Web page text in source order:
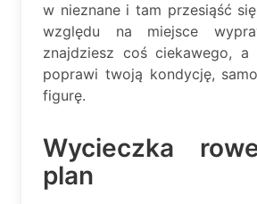
w nieznane i tam przesiąść
względu na miejsce
znajdziesz coś ciekawego, a
poprawi twoją kondycję,
figurę.
Wycieczka
plan